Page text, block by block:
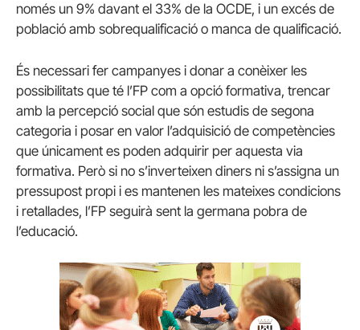
només un 9% davant el 33% de la OCDE, i un excés de
població amb sobrequalificació o manca de qualificació.
És necessari fer campanyes i donar a conèixer les
possibilitats que té l’FP com a opció formativa, trencar
amb la percepció social que són estudis de segona
categoria i posar en valor l’adquisició de competències
que únicament es poden adquirir per aquesta via
formativa. Però si no s’inverteixen diners ni s’assigna un
pressupost propi i es mantenen les mateixes condicions
i retallades, l’FP seguirà sent la germana pobra de
l’educació.